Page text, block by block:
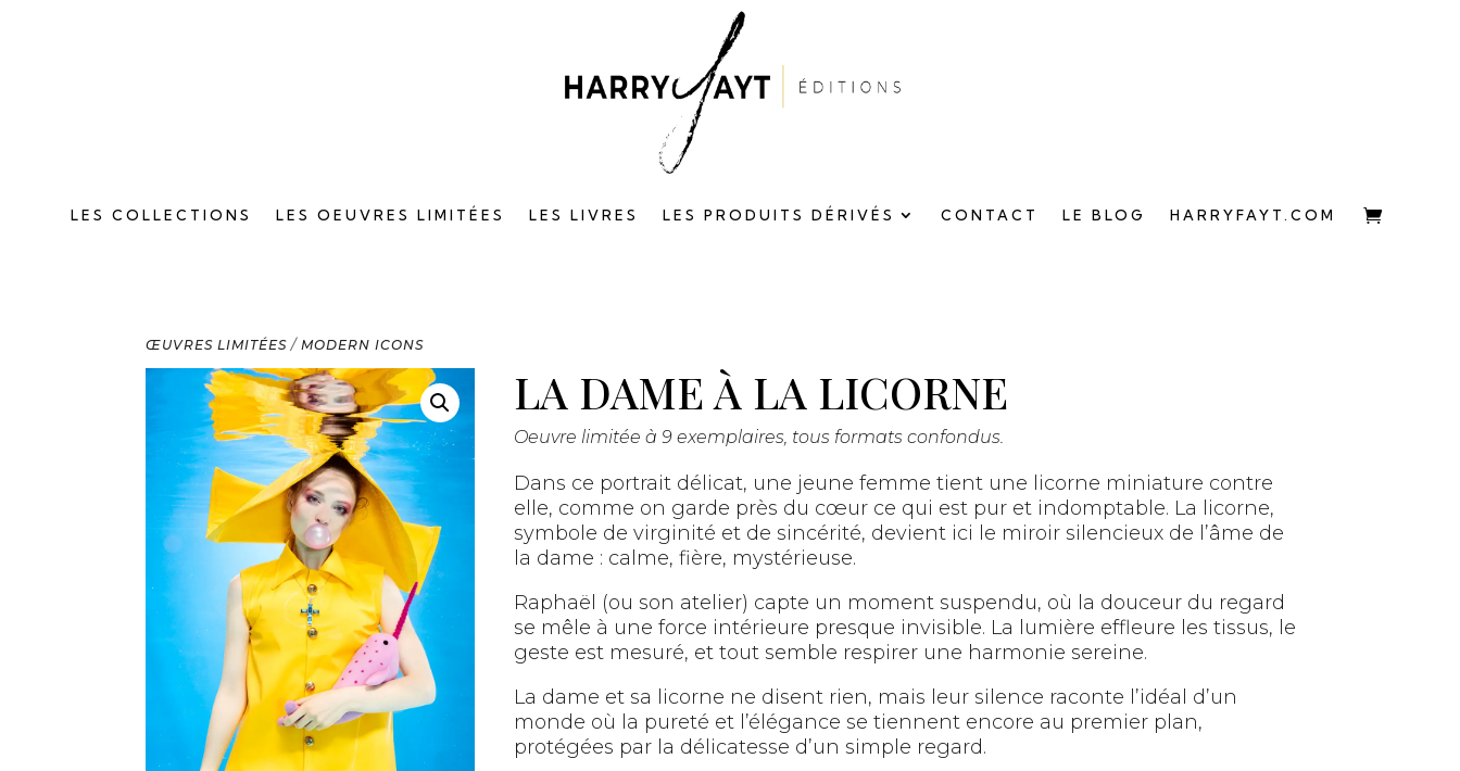
LES COLLECTIONS LES OEUVRES LIMITÉES LES LIVRES LES PRODUITS DÉRIVÉS CONTACT LE BLOG HARRYFAYT.COM
ŒUVRES LIMITÉES /MODERN ICONS
LA DAME À LA LICORNE
Oeuvre limitée à 9 exemplaires, tous formats confondus.
Dans ce portrait délicat, une jeune femme tient une licorne miniature contre
elle, comme on garde près du cœur ce qui est pur et indomptable. La licorne,
symbole de virginité et de sincérité, devient ici le miroir silencieux de l’âme de
la dame : calme, fière, mystérieuse.
Raphaël (ou son atelier) capte un moment suspendu, où la douceur du regard
se mêle à une force intérieure presque invisible. La lumière effleure les tissus, le
geste est mesuré, et tout semble respirer une harmonie sereine.
La dame et sa licorne ne disent rien, mais leur silence raconte l’idéal d’un
monde où la pureté et l’élégance se tiennent encore au premier plan,
protégées par la délicatesse d’un simple regard.